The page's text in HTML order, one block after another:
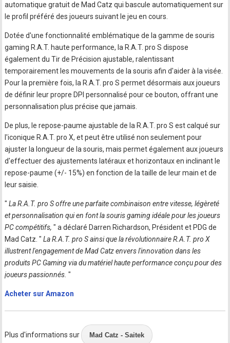
automatique gratuit de Mad Catz qui bascule automatiquement sur
le profil préféré des joueurs suivant le jeu en cours.
Dotée d'une fonctionnalité emblématique de la gamme de souris
gaming R.A.T. haute performance, la R.A.T. pro S dispose
également du Tir de Précision ajustable, ralentissant
temporairement les mouvements de la souris afin d'aider à la visée.
Pour la première fois, la R.A.T. pro S permet désormais aux joueurs
de définir leur propre DPI personnalisé pour ce bouton, offrant une
personnalisation plus précise que jamais.
De plus, le repose-paume ajustable de la R.A.T. pro S est calqué sur
l'iconique R.A.T. pro X, et peut être utilisé non seulement pour
ajuster la longueur de la souris, mais permet également aux joueurs
d'effectuer des ajustements latéraux et horizontaux en inclinant le
repose-paume (+/- 15%) en fonction de la taille de leur main et de
leur saisie.
" La R.A.T. pro S offre une parfaite combinaison entre vitesse, légèreté
et personnalisation qui en font la souris gaming idéale pour les joueurs
PC compétitifs," a déclaré Darren Richardson, Président et PDG de
Mad Catz. " La R.A.T. pro S ainsi que la révolutionnaire R.A.T. pro X
illustrent l'engagement de Mad Catz envers l'innovation dans les
produits PC Gaming via du matériel haute performance conçu pour des
joueurs passionnés."
Acheter sur Amazon
Plus d'informations sur Mad Catz - Saitek